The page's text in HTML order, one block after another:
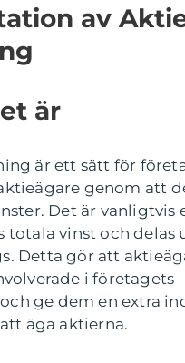
av
är
är ett sätt för
genom att
Det är vanligtvis
totala vinst och delas
Detta gör att
i företagets
ge dem en extra
äga aktierna.